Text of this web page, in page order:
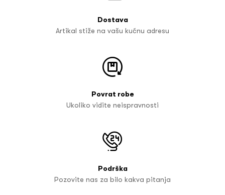
Dostava
Artikal stiže na vašu kućnu adresu
Povrat robe
Ukoliko vidite neispravnosti
Podrška
Pozovite nas za bilo kakva pitanja